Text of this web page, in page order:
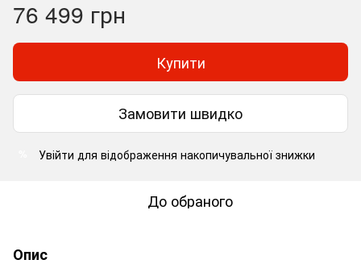
76 499 грн
Купити
Замовити швидко
Увійти для відображення накопичувальної знижки
До обраного
Опис